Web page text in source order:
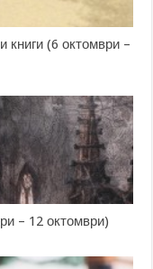
книги (6 октомври –
– 12 октомври)